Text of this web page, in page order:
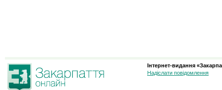
Інтернет-видання
Надіслати повідомлення